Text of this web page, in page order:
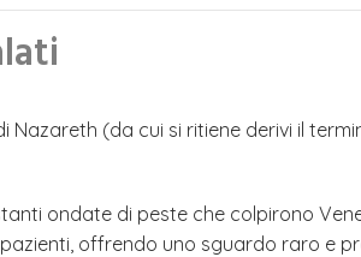
(da cui si ritiene derivi il
ondate di peste che colpirono
offrendo uno sguardo raro e